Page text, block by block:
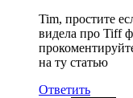
Tim, простите
видела про Tiff
на ту статью
Ответить